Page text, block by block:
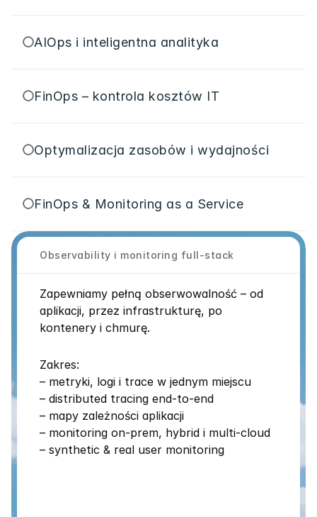
AIOps i inteligentna analityka
FinOps – kontrola kosztów IT
Optymalizacja zasobów i wydajności
FinOps & Monitoring as a Service
Observability i monitoring full-stack
Zapewniamy pełną obserwowalność – od
aplikacji, przez infrastrukturę, po
kontenery i chmurę.
Zakres:
– metryki, logi i trace w jednym miejscu
– distributed tracing end-to-end
– mapy zależności aplikacji
– monitoring on-prem, hybrid i multi-cloud
– synthetic & real user monitoring